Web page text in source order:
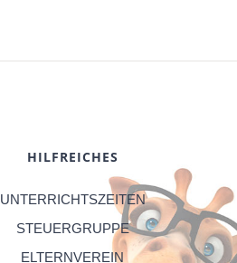
HILFREICHES
UNTERRICHTSZEITEN
STEUERGRUPPE
ELTERNVEREIN